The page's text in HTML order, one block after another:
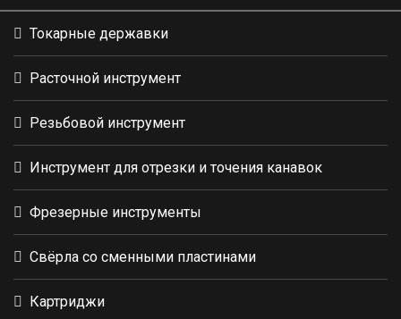
Токарные державки
Расточной инструмент
Резьбовой инструмент
Инструмент для отрезки и точения канавок
Фрезерные инструменты
Свёрла со сменными пластинами
Картриджи